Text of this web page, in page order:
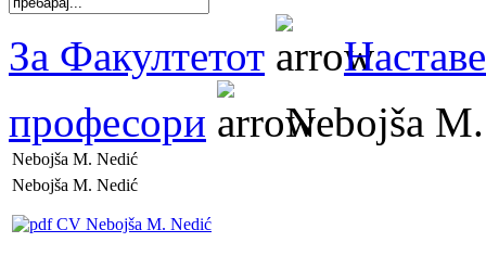
За Факултетот
професори
Nebojša
Nebojša M. Nedić
Nebojša M. Nedić
CV Nebojša M. Nedić